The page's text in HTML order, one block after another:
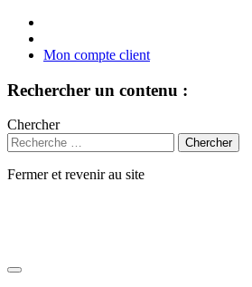
Mon compte client
Rechercher un contenu :
Chercher
Fermer et revenir au site